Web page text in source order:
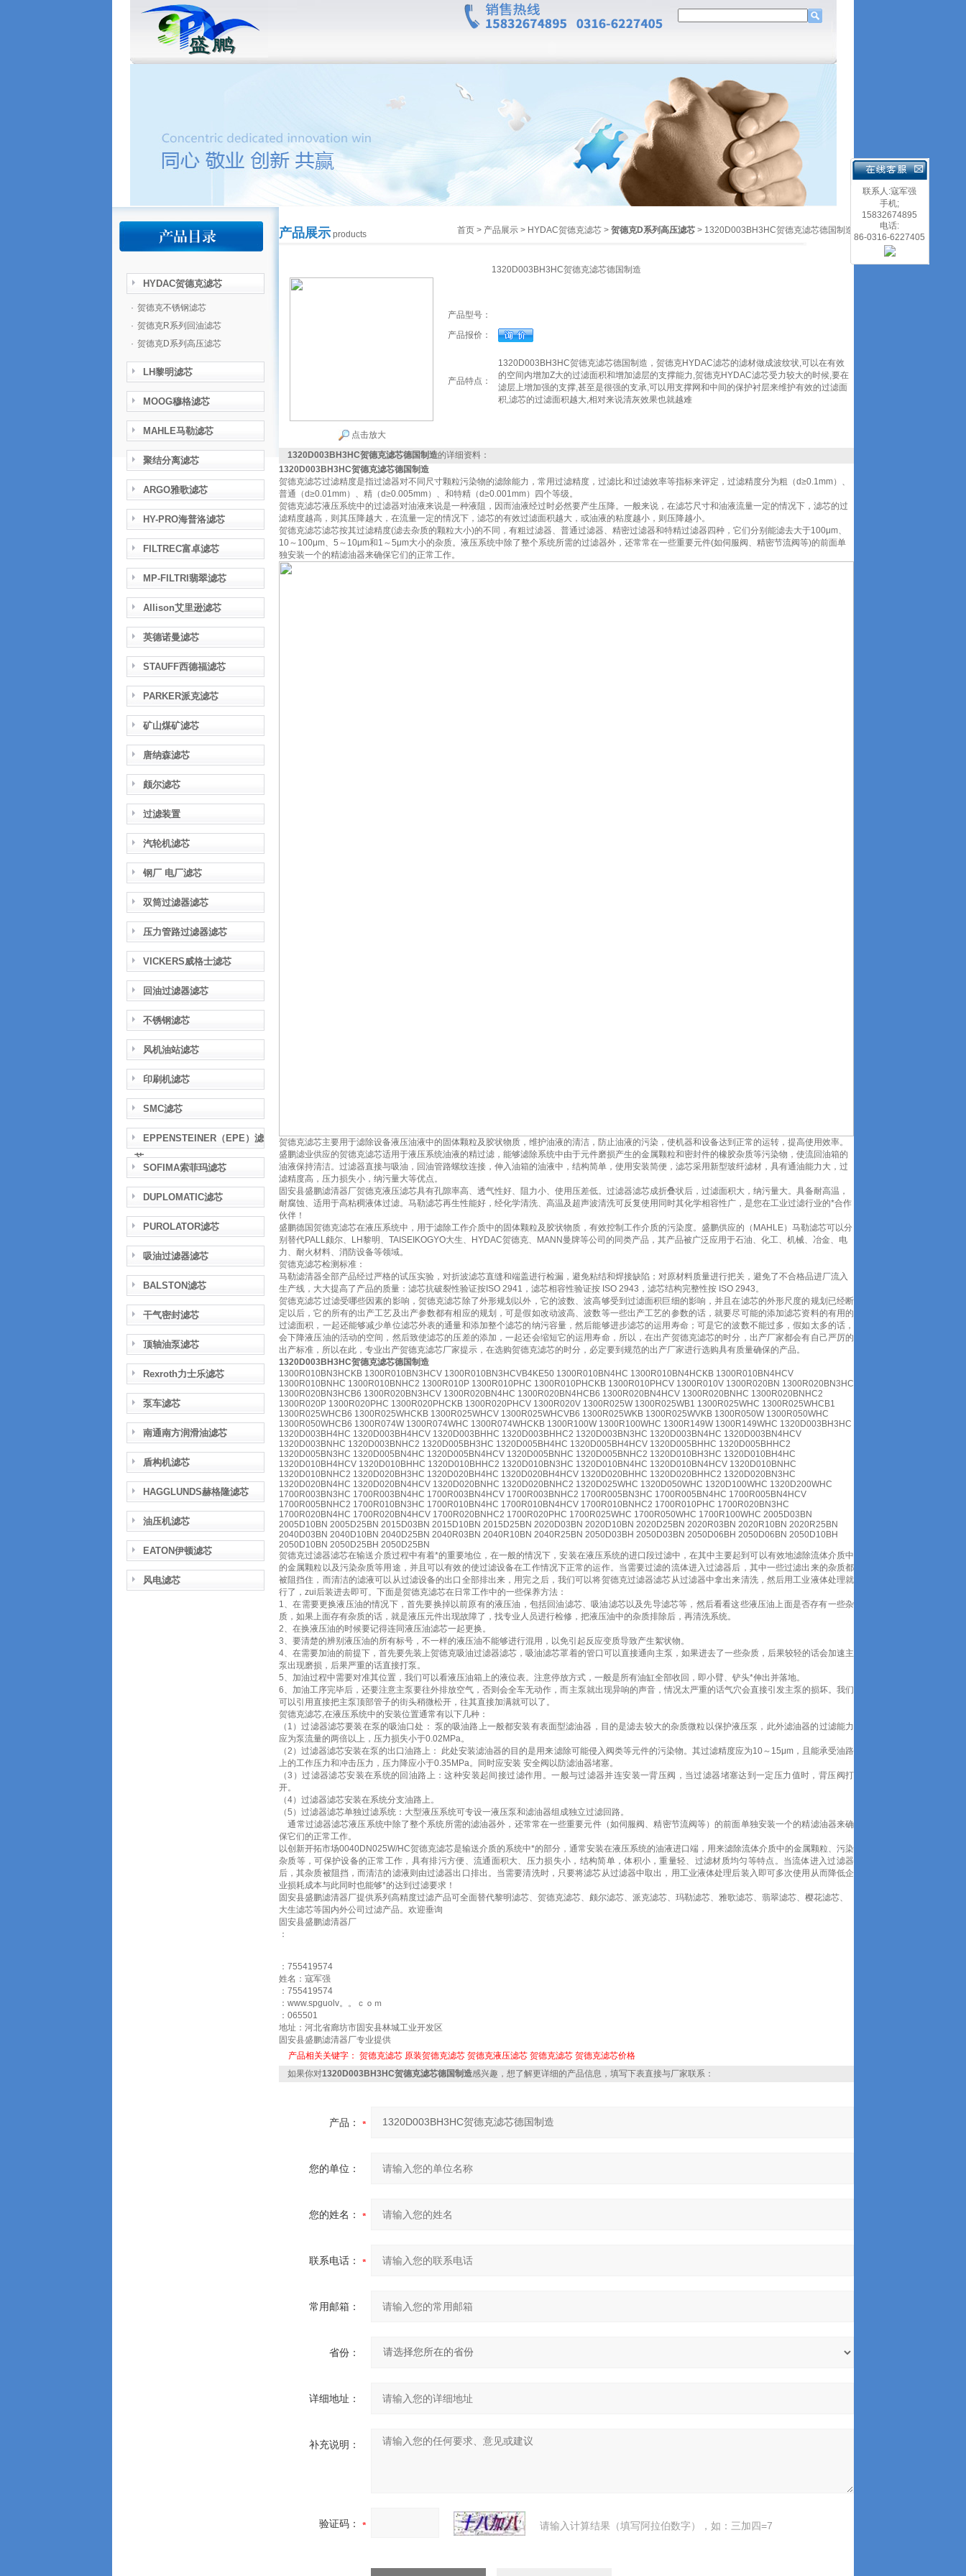
HYDAC贺德克滤芯
· 贺德克不锈钢滤芯
· 贺德克R系列回油滤芯
· 贺德克D系列高压滤芯
LH黎明滤芯
MOOG穆格滤芯
MAHLE马勒滤芯
聚结分离滤芯
ARGO雅歌滤芯
HY-PRO海普洛滤芯
FILTREC富卓滤芯
MP-FILTRI翡翠滤芯
Allison艾里逊滤芯
英德诺曼滤芯
STAUFF西德福滤芯
PARKER派克滤芯
矿山煤矿滤芯
唐纳森滤芯
颇尔滤芯
过滤装置
汽轮机滤芯
钢厂 电厂滤芯
双筒过滤器滤芯
压力管路过滤器滤芯
VICKERS威格士滤芯
回油过滤器滤芯
不锈钢滤芯
风机油站滤芯
印刷机滤芯
SMC滤芯
EPPENSTEINER（EPE）滤
芯
SOFIMA索菲玛滤芯
DUPLOMATIC滤芯
PUROLATOR滤芯
吸油过滤器滤芯
BALSTON滤芯
干气密封滤芯
顶轴油泵滤芯
Rexroth力士乐滤芯
泵车滤芯
南通南方润滑油滤芯
盾构机滤芯
HAGGLUNDS赫格隆滤芯
油压机滤芯
EATON伊顿滤芯
风电滤芯
产品展示 products 首页 > 产品展示 > HYDAC贺德克滤芯 > 贺德克D系列高压滤芯 > 1320D003BH3HC贺德克滤芯德国制造
1320D003BH3HC贺德克滤芯德国制造
点击放大
产品型号：
产品报价：
产品特点：
1320D003BH3HC贺德克滤芯德国制造，贺德克HYDAC滤芯的滤材做成波纹状,可以在有效
的空间内增加Z大的过滤面积和增加滤层的支撑能力,贺德克HYDAC滤芯受力较大的时候,要在
滤层上增加强的支撑,甚至是很强的支承,可以用支撑网和中间的保护衬层来维护有效的过滤面
积,滤芯的过滤面积越大,相对来说清灰效果也就越难
1320D003BH3HC贺德克滤芯德国制造的详细资料：
1320D003BH3HC贺德克滤芯德国制造
贺德克滤芯过滤精度是指过滤器对不同尺寸颗粒污染物的滤除能力，常用过滤精度，过滤比和过滤效率等指标来评定，过滤精度分为粗（d≥0.1mm）、
普通（d≥0.01mm）、精（d≥0.005mm）、和特精（d≥0.001mm）四个等级。
贺德克滤芯液压系统中的过滤器对油液来说是一种液阻，因而油液经过时必然要产生压降。一般来说，在滤芯尺寸和油液流量一定的情况下，滤芯的过
滤精度越高，则其压降越大，在流量一定的情况下，滤芯的有效过滤面积越大，或油液的粘度越小，则压降越小。
贺德克滤芯滤芯按其过滤精度(滤去杂质的颗粒大小)的不同，有粗过滤器、普通过滤器、精密过滤器和特精过滤器四种，它们分别能滤去大于100μm、
10～100μm、5～10μm和1～5μm大小的杂质。液压系统中除了整个系统所需的过滤器外，还常常在一些重要元件(如伺服阀、精密节流阀等)的前面单
独安装一个的精滤油器来确保它们的正常工作。
贺德克滤芯主要用于滤除设备液压油液中的固体颗粒及胶状物质，维护油液的清洁，防止油液的污染，使机器和设备达到正常的运转，提高使用效率。
盛鹏滤业供应的贺德克滤芯适用于液压系统油液的精过滤，能够滤除系统中由于元件磨损产生的金属颗粒和密封件的橡胶杂质等污染物，使流回油箱的
油液保持清洁。过滤器直接与吸油，回油管路螺纹连接，伸入油箱的油液中，结构简单，使用安装简便，滤芯采用新型玻纤滤材，具有通油能力大，过
滤精度高，压力损失小，纳污量大等优点。
固安县盛鹏滤清器厂贺德克液压滤芯具有孔隙率高、透气性好、阻力小、使用压差低。过滤器滤芯成折叠状后，过滤面积大，纳污量大。具备耐高温，
耐腐蚀、适用于高粘稠液体过滤。马勒滤芯再生性能好，经化学清洗、高温及超声波清洗可反复使用同时其化学相容性广，是您在工业过滤行业的*合作
伙伴！
盛鹏德国贺德克滤芯在液压系统中，用于滤除工作介质中的固体颗粒及胶状物质，有效控制工作介质的污染度。盛鹏供应的（MAHLE）马勒滤芯可以分
别替代PALL颇尔、LH黎明、TAISEIKOGYO大生、HYDAC贺德克、MANN曼牌等公司的同类产品，其产品被广泛应用于石油、化工、机械、冶金、电
力、耐火材料、消防设备等领域。
贺德克滤芯检测标准：
马勒滤清器全部产品经过严格的试压实验，对折波滤芯直缝和端盖进行检漏，避免粘结和焊接缺陷；对原材料质量进行把关，避免了不合格品进厂流入
生产线，大大提高了产品的质量：滤芯抗破裂性验证按ISO 2941，滤芯相容性验证按 ISO 2943，滤芯结构完整性按 ISO 2943。
贺德克滤芯过滤受哪些因素的影响，贺德克滤芯除了外形规划以外，它的波数、波高够受到过滤面积巨细的影响，并且在滤芯的外形尺度的规划已经断
定以后，它的所有的出产工艺及出产参数都有相应的规划，可是假如改动波高、波数等一些出产工艺的参数的话，就要尽可能的添加滤芯资料的有用的
过滤面积，一起还能够减少单位滤芯外表的通量和添加整个滤芯的纳污容量，然后能够进步滤芯的运用寿命；可是它的波数不能过多，假如太多的话，
会下降液压油的活动的空间，然后致使滤芯的压差的添加，一起还会缩短它的运用寿命，所以，在出产贺德克滤芯的时分，出产厂家都会有自己严厉的
出产标准，所以在此，专业出产贺德克滤芯厂家提示，在选购贺德克滤芯的时分，必定要到规范的出产厂家进行选购具有质量确保的产品。
1320D003BH3HC贺德克滤芯德国制造
1300R010BN3HCKB 1300R010BN3HCV 1300R010BN3HCVB4KE50 1300R010BN4HC 1300R010BN4HCKB 1300R010BN4HCV
1300R010BNHC 1300R010BNHC2 1300R010P 1300R010PHC 1300R010PHCKB 1300R010PHCV 1300R010V 1300R020BN 1300R020BN3HC
1300R020BN3HCB6 1300R020BN3HCV 1300R020BN4HC 1300R020BN4HCB6 1300R020BN4HCV 1300R020BNHC 1300R020BNHC2
1300R020P 1300R020PHC 1300R020PHCKB 1300R020PHCV 1300R020V 1300R025W 1300R025WB1 1300R025WHC 1300R025WHCB1
1300R025WHCB6 1300R025WHCKB 1300R025WHCV 1300R025WHCVB6 1300R025WKB 1300R025WVKB 1300R050W 1300R050WHC
1300R050WHCB6 1300R074W 1300R074WHC 1300R074WHCKB 1300R100W 1300R100WHC 1300R149W 1300R149WHC 1320D003BH3HC
1320D003BH4HC 1320D003BH4HCV 1320D003BHHC 1320D003BHHC2 1320D003BN3HC 1320D003BN4HC 1320D003BN4HCV
1320D003BNHC 1320D003BNHC2 1320D005BH3HC 1320D005BH4HC 1320D005BH4HCV 1320D005BHHC 1320D005BHHC2
1320D005BN3HC 1320D005BN4HC 1320D005BN4HCV 1320D005BNHC 1320D005BNHC2 1320D010BH3HC 1320D010BH4HC
1320D010BH4HCV 1320D010BHHC 1320D010BHHC2 1320D010BN3HC 1320D010BN4HC 1320D010BN4HCV 1320D010BNHC
1320D010BNHC2 1320D020BH3HC 1320D020BH4HC 1320D020BH4HCV 1320D020BHHC 1320D020BHHC2 1320D020BN3HC
1320D020BN4HC 1320D020BN4HCV 1320D020BNHC 1320D020BNHC2 1320D025WHC 1320D050WHC 1320D100WHC 1320D200WHC
1700R003BN3HC 1700R003BN4HC 1700R003BN4HCV 1700R003BNHC2 1700R005BN3HC 1700R005BN4HC 1700R005BN4HCV
1700R005BNHC2 1700R010BN3HC 1700R010BN4HC 1700R010BN4HCV 1700R010BNHC2 1700R010PHC 1700R020BN3HC
1700R020BN4HC 1700R020BN4HCV 1700R020BNHC2 1700R020PHC 1700R025WHC 1700R050WHC 1700R100WHC 2005D03BN
2005D10BN 2005D25BN 2015D03BN 2015D10BN 2015D25BN 2020D03BN 2020D10BN 2020D25BN 2020R03BN 2020R10BN 2020R25BN
2040D03BN 2040D10BN 2040D25BN 2040R03BN 2040R10BN 2040R25BN 2050D03BH 2050D03BN 2050D06BH 2050D06BN 2050D10BH
2050D10BN 2050D25BH 2050D25BN
贺德克过滤器滤芯在输送介质过程中有着*的重要地位，在一般的情况下，安装在液压系统的进口段过滤中，在其中主要起到可以有效地滤除流体介质中
的金属颗粒以及污染杂质等用途，并且可以有效的使过滤设备在工作情况下正常的运作。当需要过滤的流体进入过滤器后，其中一些过滤出来的杂质都
被阻挡住，而清洁的滤液可以从过滤设备的出口全部排出来，用完之后，我们可以将贺德克过滤器滤芯从过滤器中拿出来清洗，然后用工业液体处理就
行了，zui后装进去即可。下面是贺德克滤芯在日常工作中的一些保养方法：
1、在需要更换液压油的情况下，首先要换掉以前原有的液压油，包括回油滤芯、吸油滤芯以及先导滤芯等，然后看看这些液压油上面是否存有一些杂
质，如果上面存有杂质的话，就是液压元件出现故障了，找专业人员进行检修，把液压油中的杂质排除后，再清洗系统。
2、在换液压油的时候要记得连同液压油滤芯一起更换。
3、要清楚的辨别液压油的所有标号，不一样的液压油不能够进行混用，以免引起反应变质导致产生絮状物。
4、在需要加油的前提下，首先要先装上贺德克吸油过滤器滤芯，吸油滤芯罩着的管口可以直接通向主泵，如果进去了一些杂质，后果较轻的话会加速主
泵出现磨损，后果严重的话直接打泵。
5、加油过程中需要对准其位置，我们可以看液压油箱上的液位表。注意停放方式，一般是所有油缸全部收回，即小臂、铲头*伸出并落地。
6、加油工序完毕后，还要注意主泵要往外排放空气，否则会全车无动作，而主泵就出现异响的声音，情况太严重的话气穴会直接引发主泵的损坏。我们
可以引用直接把主泵顶部管子的街头稍微松开，往其直接加满就可以了。
贺德克滤芯,在液压系统中的安装位置通常有以下几种：
（1）过滤器滤芯要装在泵的吸油口处： 泵的吸油路上一般都安装有表面型滤油器，目的是滤去较大的杂质微粒以保护液压泵，此外滤油器的过滤能力
应为泵流量的两倍以上，压力损失小于0.02MPa。
（2）过滤器滤芯安装在泵的出口油路上： 此处安装滤油器的目的是用来滤除可能侵入阀类等元件的污染物。其过滤精度应为10～15μm，且能承受油路
上的工作压力和冲击压力，压力降应小于0.35MPa。同时应安装 安全阀以防滤油器堵塞。
（3）过滤器滤芯安装在系统的回油路上：这种安装起间接过滤作用。一般与过滤器并连安装一背压阀，当过滤器堵塞达到一定压力值时，背压阀打
开。
（4）过滤器滤芯安装在系统分支油路上。
（5）过滤器滤芯单独过滤系统：大型液压系统可专设一液压泵和滤油器组成独立过滤回路。
通常过滤器滤芯液压系统中除了整个系统所需的滤油器外，还常常在一些重要元件（如伺服阀、精密节流阀等）的前面单独安装一个的精滤油器来确
保它们的正常工作。
以创新开拓市场0040DN025W/HC贺德克滤芯是输送介质的系统中*的部分，通常安装在液压系统的油液进口端，用来滤除流体介质中的金属颗粒、污染
杂质等，可保护设备的正常工作，具有排污方便、流通面积大、压力损失小，结构简单，体积小，重量轻、过滤材质均匀等特点。当流体进入过滤器
后，其杂质被阻挡，而清洁的滤液则由过滤器出口排出。当需要清洗时，只要将滤芯从过滤器中取出，用工业液体处理后装入即可多次使用从而降低企
业损耗成本与此同时也能够*的达到过滤要求！
固安县盛鹏滤清器厂提供系列高精度过滤产品可全面替代黎明滤芯、贺德克滤芯、颇尔滤芯、派克滤芯、玛勒滤芯、雅歌滤芯、翡翠滤芯、樱花滤芯、
大生滤芯等国内外公司过滤产品。欢迎垂询
固安县盛鹏滤清器厂
：
：755419574
姓名：寇军强
：755419574
：www.spguolv。。ｃｏｍ
：065501
地址：河北省廊坊市固安县林城工业开发区
固安县盛鹏滤清器厂专业提供
产品相关关键字： 贺德克滤芯 原装贺德克滤芯 贺德克液压滤芯 贺德克滤芯 贺德克滤芯价格
如果你对1320D003BH3HC贺德克滤芯德国制造感兴趣，想了解更详细的产品信息，填写下表直接与厂家联系：
产品：
您的单位：
您的姓名：
联系电话：
常用邮箱：
省份：
详细地址：
补充说明：
验证码： 请输入计算结果（填写阿拉伯数字），如：三加四=7
联系人:寇军强
手机;
15832674895
电话:
86-0316-6227405